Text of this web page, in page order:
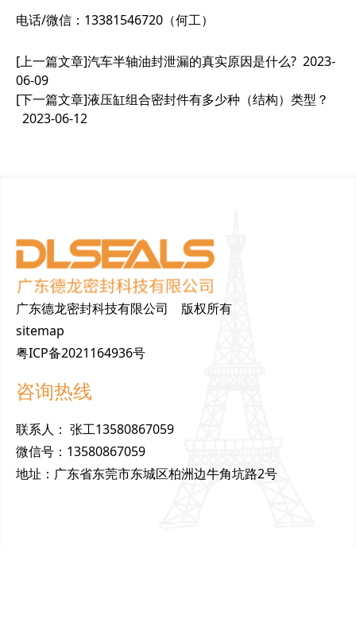
电话/微信：13381546720（何工）
[上一篇文章]汽车半轴油封泄漏的真实原因是什么? 2023-
06-09
[下一篇文章]液压缸组合密封件有多少种（结构）类型？
2023-06-12
广东德龙密封科技有限公司 版权所有
sitemap
粤ICP备2021164936号
咨询热线
联系人 ： 张工13580867059
微信号 ： 13580867059
地址 ： 广东省东莞市东城区柏洲边牛角坑路2号